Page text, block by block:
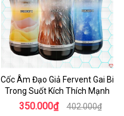
Cốc Âm Đạo Giả Fervent Gai Bi
Trong Suốt Kích Thích Mạnh
350.000₫ 402.000₫